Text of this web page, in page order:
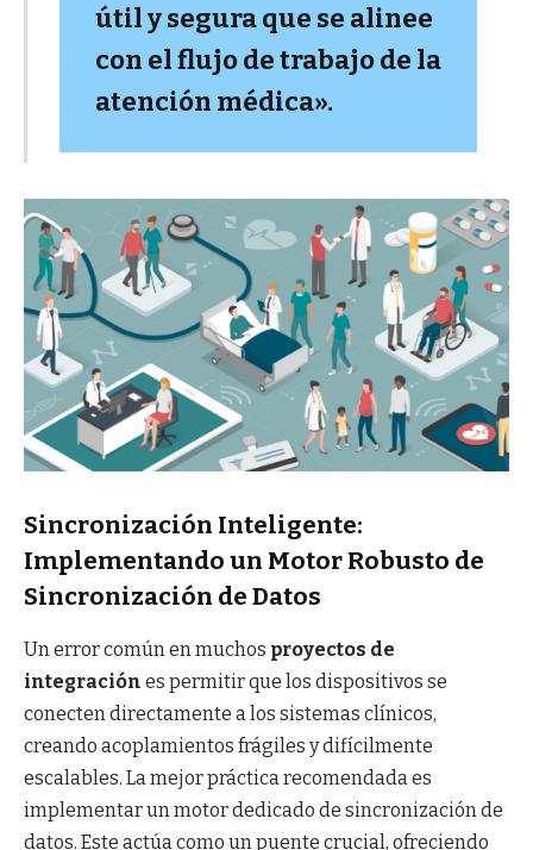
útil y segura que se alinee
con el flujo de trabajo de la
atención médica».
Sincronización Inteligente:
Implementando un Motor Robusto de
Sincronización de Datos
Un error común en muchos proyectos de
integración es permitir que los dispositivos se
conecten directamente a los sistemas clínicos,
creando acoplamientos frágiles y difícilmente
escalables. La mejor práctica recomendada es
implementar un motor dedicado de sincronización de
datos. Este actúa como un puente crucial, ofreciendo